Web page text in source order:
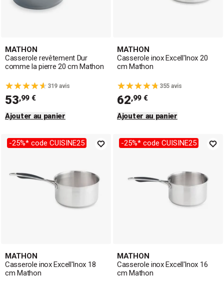
MATHON
Casserole revêtement Dur
comme la pierre 20 cm Mathon
319 avis
53,99 €
Ajouter au panier
MATHON
Casserole inox Excell'Inox 20
cm Mathon
355 avis
62,99 €
Ajouter au panier
-25%* code CUISINE25
MATHON
Casserole inox Excell'Inox 18
cm Mathon
-25%* code CUISINE25
MATHON
Casserole inox Excell'Inox 16
cm Mathon